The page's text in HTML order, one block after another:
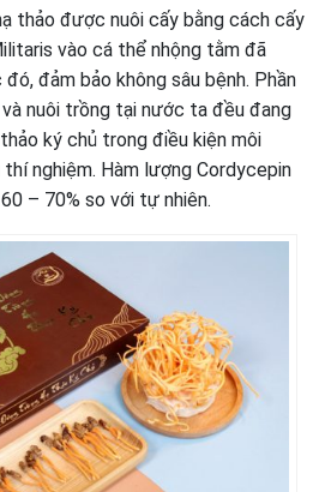
thảo được nuôi cấy bằng cách cấy
vào cá thể nhộng tằm đã
đảm bảo không sâu bệnh. Phần
nuôi trồng tại nước ta đều đang
ký chủ trong điều kiện môi
nghiệm. Hàm lượng Cordycepin
– 70% so với tự nhiên.